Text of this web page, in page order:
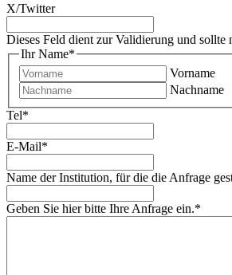
X/Twitter
Dieses Feld dient zur Validierung und sollte
Ihr Name*
Vorname
Nachname
Tel*
E-Mail*
Name der Institution, für die die Anfrage
Geben Sie hier bitte Ihre Anfrage ein.*